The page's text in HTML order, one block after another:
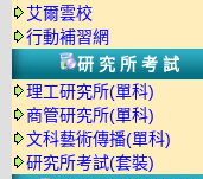
艾爾雲校
行動補習網
研究所考試
理工研究所(單科)
商管研究所(單科)
文科藝術傳播(單科)
研究所考試(套裝)